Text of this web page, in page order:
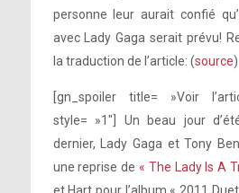
personne leur aurait confié
avec Lady Gaga serait prévu!
la traduction de l’article: (source)
[gn_spoiler title= »Voir
style= »1″] Un beau jour
dernier, Lady Gaga et Tony
une reprise de « The Lady Is A